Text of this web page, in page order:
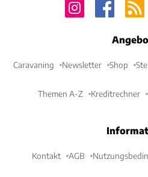
Caravaning Newsletter Shop
Themen A-Z Kreditrechner
Kontakt AGB